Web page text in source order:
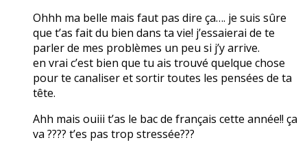
Ohhh ma belle mais faut pas dire ça…. je suis sûre
que t’as fait du bien dans ta vie! j’essaierai de te
parler de mes problèmes un peu si j’y arrive.
en vrai c’est bien que tu ais trouvé quelque chose
pour te canaliser et sortir toutes les pensées de ta
tête.
Ahh mais ouiii t’as le bac de français cette année!! ça
va ???? t’es pas trop stressée???